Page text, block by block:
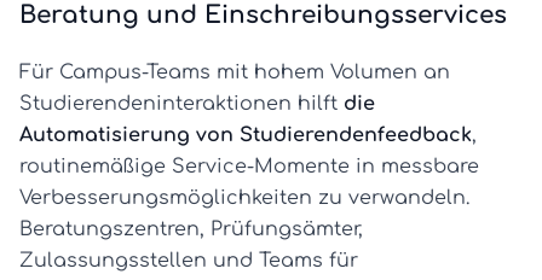
Beratung und Einschreibungsservices
Für Campus-Teams mit hohem Volumen an
Studierendeninteraktionen hilft die
Automatisierung von Studierendenfeedback,
routinemäßige Service-Momente in messbare
Verbesserungsmöglichkeiten zu verwandeln.
Beratungszentren, Prüfungsämter,
Zulassungsstellen und Teams für